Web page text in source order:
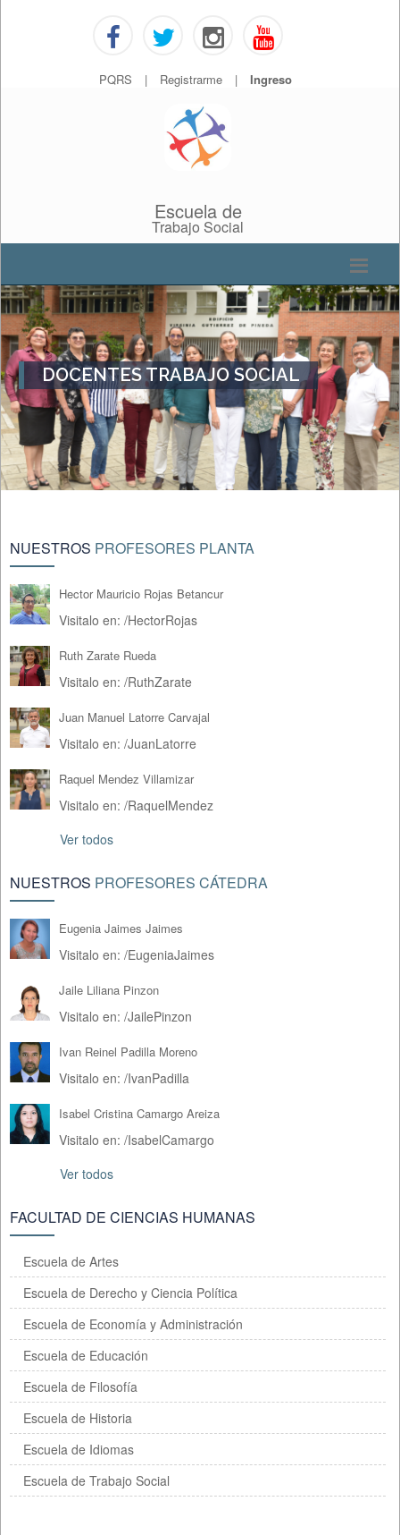
PQRS | Registrarme | Ingreso
Escuela de
Trabajo Social
DOCENTES TRABAJO SOCIAL
NUESTROS PROFESORES PLANTA
Hector Mauricio Rojas Betancur
Visitalo en: /HectorRojas
Ruth Zarate Rueda
Visitalo en: /RuthZarate
Juan Manuel Latorre Carvajal
Visitalo en: /JuanLatorre
Raquel Mendez Villamizar
Visitalo en: /RaquelMendez
Ver todos
NUESTROS PROFESORES CÁTEDRA
Eugenia Jaimes Jaimes
Visitalo en: /EugeniaJaimes
Jaile Liliana Pinzon
Visitalo en: /JailePinzon
Ivan Reinel Padilla Moreno
Visitalo en: /IvanPadilla
Isabel Cristina Camargo Areiza
Visitalo en: /IsabelCamargo
Ver todos
FACULTAD DE CIENCIAS HUMANAS
Escuela de Artes
Escuela de Derecho y Ciencia Política
Escuela de Economía y Administración
Escuela de Educación
Escuela de Filosofía
Escuela de Historia
Escuela de Idiomas
Escuela de Trabajo Social